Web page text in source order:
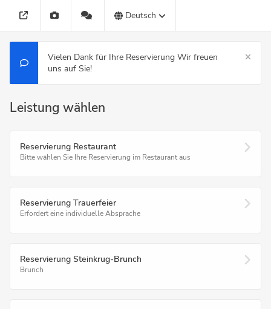
Deutsch
Vielen Dank für Ihre Reservierung Wir freuen
uns auf Sie!
Leistung wählen
Reservierung Restaurant
Bitte wählen Sie Ihre Reservierung im Restaurant aus
Reservierung Trauerfeier
Erfordert eine individuelle Absprache
Reservierung Steinkrug-Brunch
Brunch